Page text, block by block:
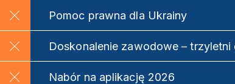
Pomoc prawna dla Ukrainy
Doskonalenie zawodowe –
Nabór na aplikację 2026